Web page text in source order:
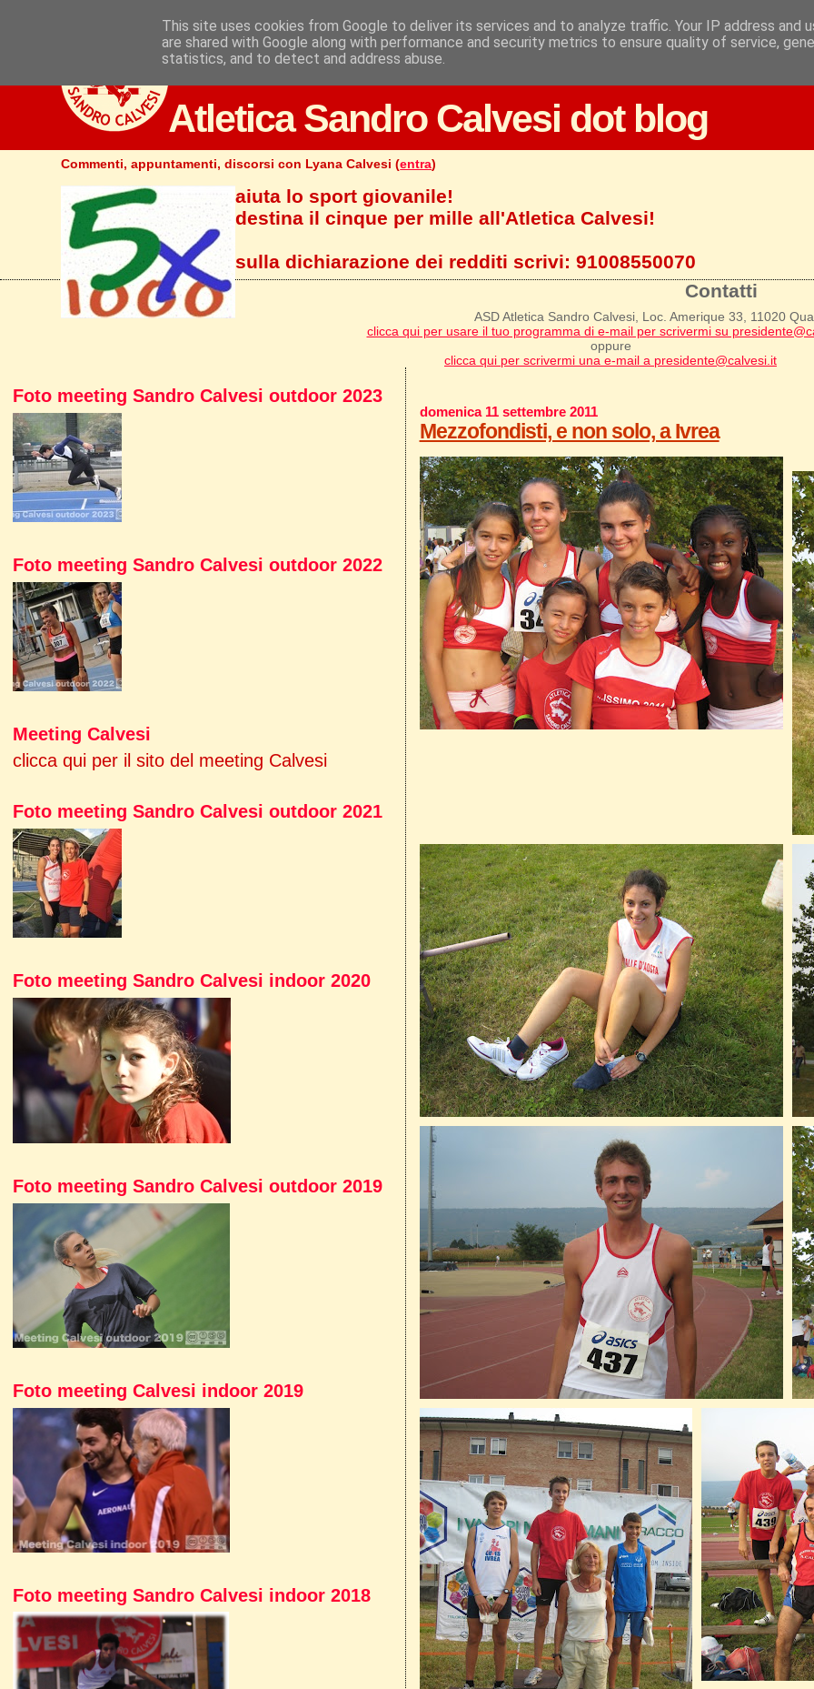
Atletica Sandro Calvesi dot blog
Commenti, appuntamenti, discorsi con Lyana Calvesi (entra)
aiuta lo sport giovanile!
destina il cinque per mille all'Atletica Calvesi!
sulla dichiarazione dei redditi scrivi:91008550070
Contatti
ASD Atletica Sandro Calvesi, Loc. Amerique 33, 11020
clicca qui per usare il tuo programma di e-mail per scrivermi su
oppure
clicca qui per scrivermi una e-mail a presidente@calvesi.it
domenica 11 settembre 2011
Mezzofondisti, e non solo, a Ivrea
Foto meeting Sandro Calvesi outdoor 2023
Foto meeting Sandro Calvesi outdoor 2022
Meeting Calvesi
clicca qui per il sito del meeting Calvesi
Foto meeting Sandro Calvesi outdoor 2021
Foto meeting Sandro Calvesi indoor 2020
Foto meeting Sandro Calvesi outdoor 2019
Foto meeting Calvesi indoor 2019
Foto meeting Sandro Calvesi indoor 2018
This site uses cookies from Google to deliver its services and to analyze traffic. Your IP address and
are shared with Google along with performance and security metrics to ensure quality of service,
statistics, and to detect and address abuse.